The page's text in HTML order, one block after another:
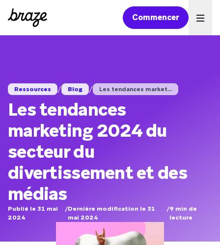
Commencer
Ressources / Blog / Les tendances market...
Les tendances
marketing 2024 du
secteur du
divertissement et des
médias
Publié le 31 mai
2024
/Dernière modification le 31
mai 2024
/9 min de
lecture